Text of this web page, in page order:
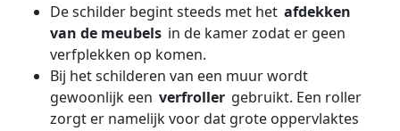
De schilder begint steeds met het afdekken
van de meubels in de kamer zodat er geen
verfplekken op komen.
Bij het schilderen van een muur wordt
gewoonlijk een verfroller gebruikt. Een roller
zorgt er namelijk voor dat grote oppervlaktes